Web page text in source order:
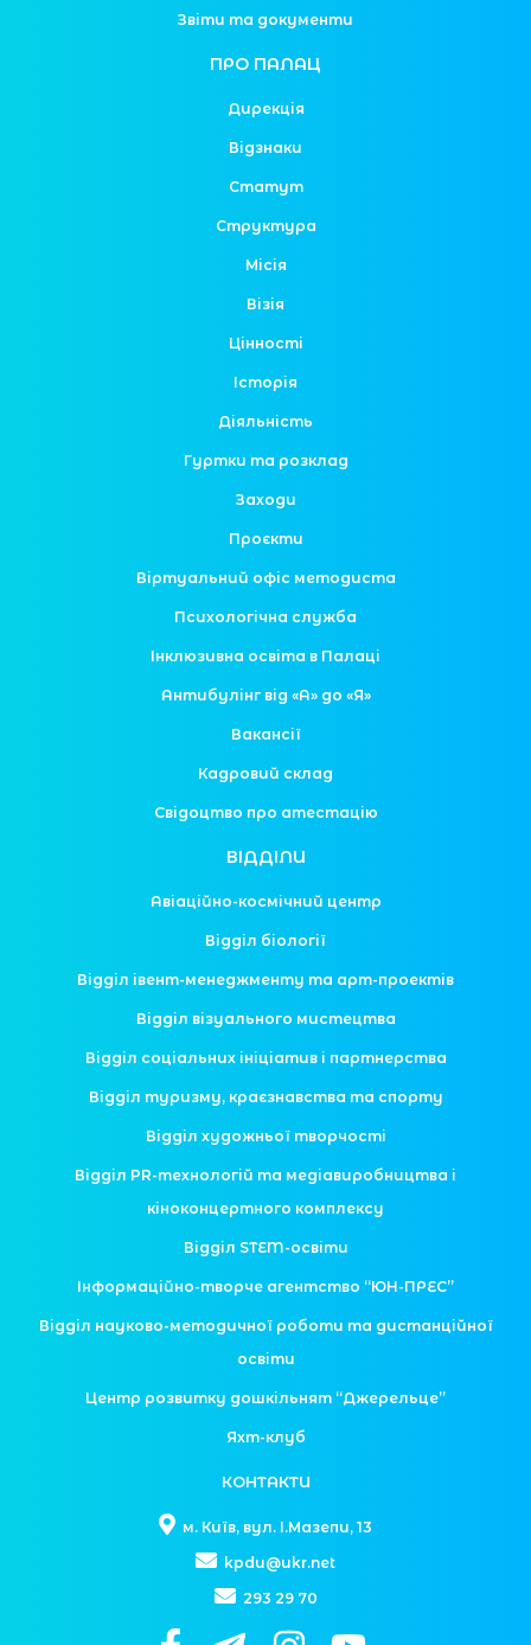
Звіти та документи
ПРО ПАЛАЦ
Дирекція
Відзнаки
Статут
Структура
Місія
Візія
Цінності
Історія
Діяльність
Гуртки та розклад
Заходи
Проєкти
Віртуальний офіс методиста
Психологічна служба
Інклюзивна освіта в Палаці
Антибулінг від «А» до «Я»
Вакансії
Кадровий склад
Свідоцтво про атестацію
ВІДДІЛИ
Авіаційно-космічний центр
Відділ біології
Відділ івент-менеджменту та арт-проектів
Відділ візуального мистецтва
Відділ соціальних ініціатив і партнерства
Відділ туризму, краєзнавства та спорту
Відділ художньої творчості
Відділ PR-технологій та медіавиробництва і
кіноконцертного комплексу
Відділ STEM-освіти
Інформаційно-творче агентство “ЮН-ПРЕС”
Відділ науково-методичної роботи та дистанційної
освіти
Центр розвитку дошкільнят “Джерельце”
Яхт-клуб
КОНТАКТИ
м. Київ, вул. І.Мазепи, 13
kpdu@ukr.net
293 29 70